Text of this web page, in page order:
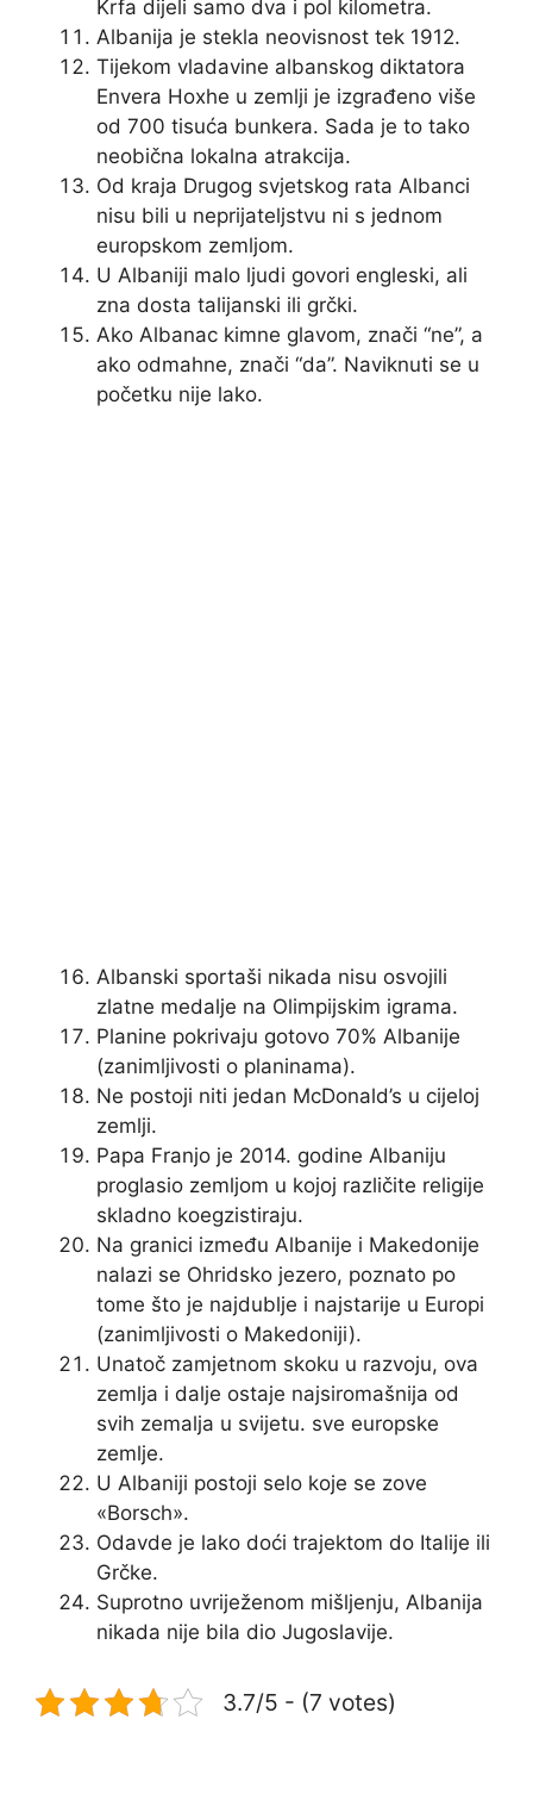
Krfa dijeli samo dva i pol kilometra.
Albanija je stekla neovisnost tek 1912.
Tijekom vladavine albanskog diktatora
Envera Hoxhe u zemlji je izgrađeno više
od 700 tisuća bunkera. Sada je to tako
neobična lokalna atrakcija.
Od kraja Drugog svjetskog rata Albanci
nisu bili u neprijateljstvu ni s jednom
europskom zemljom.
U Albaniji malo ljudi govori engleski, ali
zna dosta talijanski ili grčki.
Ako Albanac kimne glavom, znači “ne”, a
ako odmahne, znači “da”. Naviknuti se u
početku nije lako.
Albanski sportaši nikada nisu osvojili
zlatne medalje na Olimpijskim igrama.
Planine pokrivaju gotovo 70% Albanije
(zanimljivosti o planinama).
Ne postoji niti jedan McDonald’s u cijeloj
zemlji.
Papa Franjo je 2014. godine Albaniju
proglasio zemljom u kojoj različite religije
skladno koegzistiraju.
Na granici između Albanije i Makedonije
nalazi se Ohridsko jezero, poznato po
tome što je najdublje i najstarije u Europi
(zanimljivosti o Makedoniji).
Unatoč zamjetnom skoku u razvoju, ova
zemlja i dalje ostaje najsiromašnija od
svih zemalja u svijetu. sve europske
zemlje.
U Albaniji postoji selo koje se zove
«Borsch».
Odavde je lako doći trajektom do Italije ili
Grčke.
Suprotno uvriježenom mišljenju, Albanija
nikada nije bila dio Jugoslavije.
3.7/5 - (7 votes)